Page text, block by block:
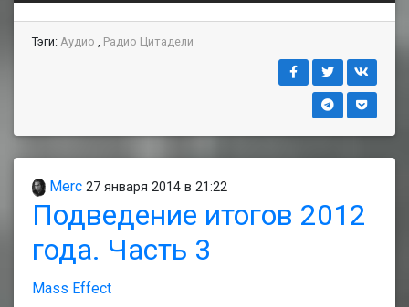
Тэги: Аудио , Радио Цитадели
Merc 27 января 2014 в 21:22
Подведение итогов 2012
года. Часть 3
Mass Effect